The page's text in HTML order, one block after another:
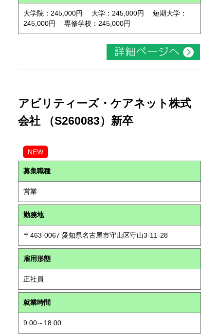
大学院：245,000円 大学：245,000円 短期大学：
245,000円 専修学校：245,000円
アビリティーズ・ケアネット株式
会社 （S260083）新卒
NEW
募集職種
営業
勤務地
〒463-0067 愛知県名古屋市守山区守山3-11-28
雇用形態
正社員
就業時間
9:00～18:00